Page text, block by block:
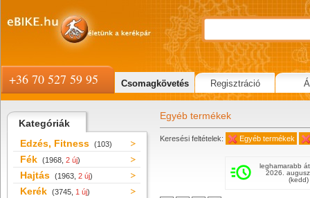
Kategóriák
Edzés, Fitness (103)
Fék (1968, 2 új)
Hajtás (1963, 2 új)
Kerék (3745, 1 új)
Egyéb termékek
Keresési feltételek: Egyéb termékek
leghamarabb
2026.
(kedd)
+36 70 527 59 95 Csomagkövetés Regisztráció